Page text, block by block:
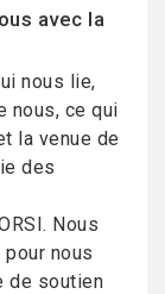
avec la
nous lie,
nous, ce qui
la venue de
des
Nous
nous
de soutien